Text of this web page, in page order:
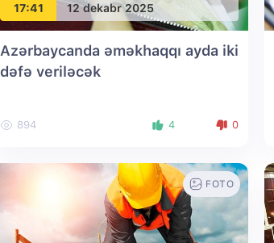
17:41 12 dekabr 2025
Azərbaycanda əməkhaqqı ayda iki
dəfə veriləcək
894 4 0
FOTO